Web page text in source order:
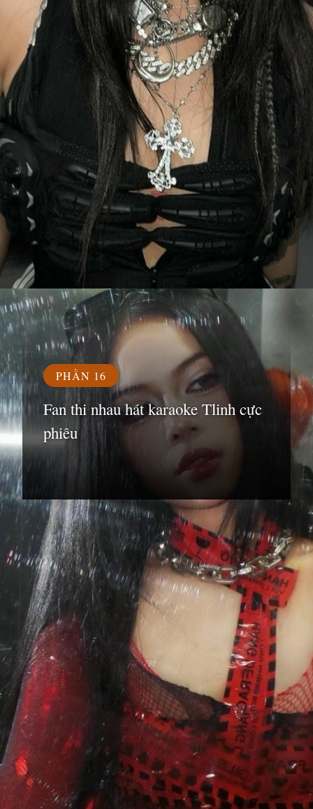
Đang mở https://susach.edu.vn/tlinh
PHẦN 16
Fan thi nhau hát karaoke Tlinh cực
phiêu